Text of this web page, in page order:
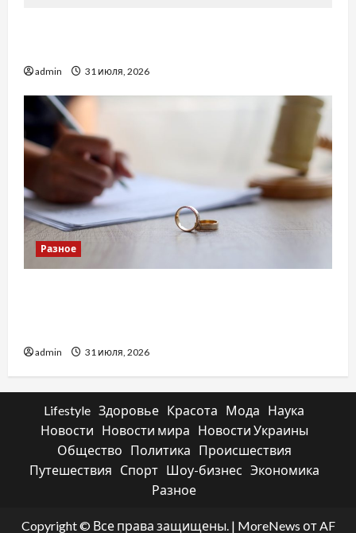
admin 31 июля, 2026
Разное
admin 31 июля, 2026
Lifestyle Здоровье Красота Мода
Наука
Новости
Новости мира
Новости Украины
Общество
Политика
Происшествия
Путешествия
Спорт Шоу-бизнес Экономика
Разное
Copyright © Все права защищены. | MoreNews от AF